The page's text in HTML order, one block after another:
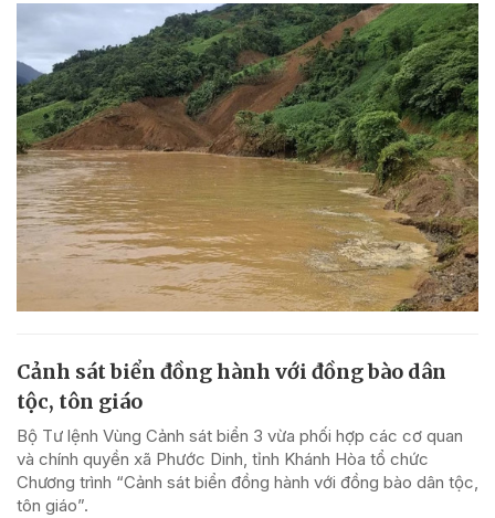
Cảnh sát biển đồng hành với đồng bào dân
tộc, tôn giáo
Bộ Tư lệnh Vùng Cảnh sát biển 3 vừa phối hợp các cơ quan
và chính quyền xã Phước Dinh, tỉnh Khánh Hòa tổ chức
Chương trình “Cảnh sát biển đồng hành với đồng bào dân tộc,
tôn giáo”.